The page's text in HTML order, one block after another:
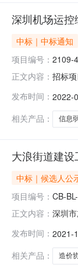
深圳机场运
中标｜中标通知
项目编号： 2109-
正文内容： 招标
方式
发布时间： 2022-
相关产品：
信息
大浪街道建
中标｜候选人公
项目编号： CB-
正文内容： 深圳
市普
发布时间： 2021-
相关产品：
造价